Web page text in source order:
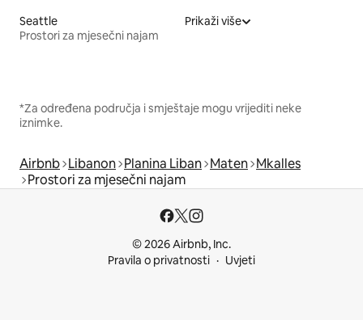
Seattle
Prostori za mjesečni najam
Prikaži više
*Za određena područja i smještaje mogu vrijediti neke
iznimke.
Airbnb Libanon Planina Liban Maten Mkalles
Prostori za mjesečni najam
© 2026 Airbnb, Inc.
Pravila o privatnosti
Uvjeti